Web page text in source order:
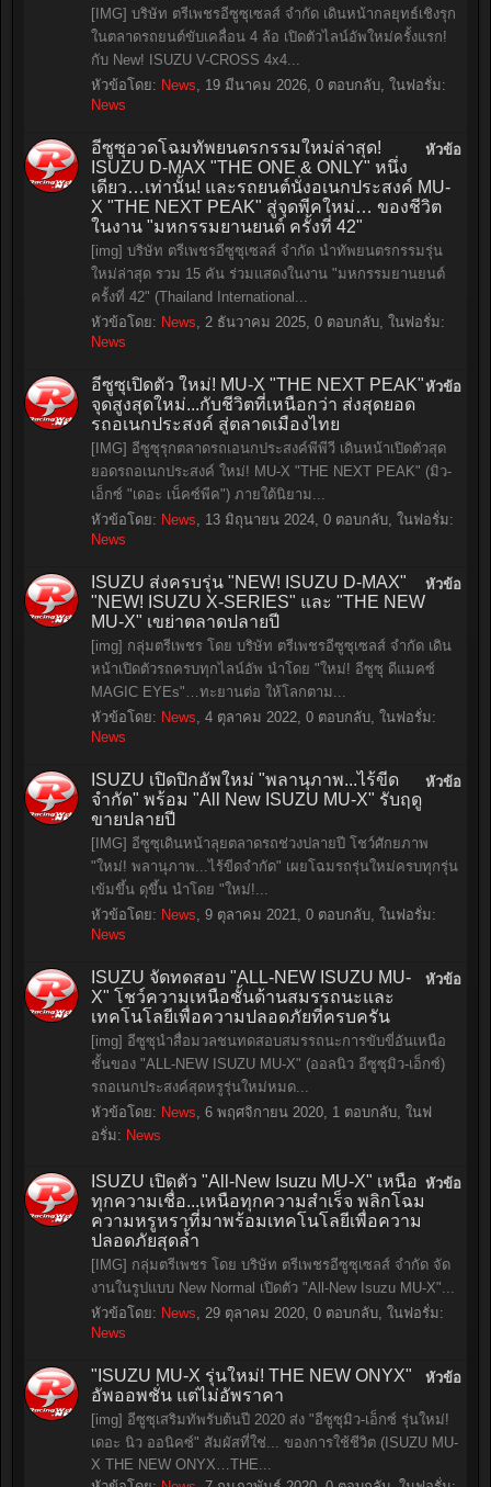
[IMG] บริษัท ตรีเพชรอีซูซุเซลส์ จำกัด เดินหน้ากลยุทธ์เชิงรุก
ในตลาดรถยนต์ขับเคลื่อน 4 ล้อ เปิดตัวไลน์อัพใหม่ครั้งแรก!
กับ New! ISUZU V-CROSS 4x4...
หัวข้อโดย: News, 19 มีนาคม 2026, 0 ตอบกลับ, ในฟอรั่ม:
News
หัวข้อ
อีซูซุอวดโฉมทัพยนตรกรรมใหม่ล่าสุด!
ISUZU D-MAX "THE ONE & ONLY" หนึ่ง
เดียว…เท่านั้น! และรถยนต์นั่งอเนกประสงค์ MU-
X "THE NEXT PEAK" สู่จุดพีคใหม่… ของชีวิต
ในงาน "มหกรรมยานยนต์ ครั้งที่ 42"
[img] บริษัท ตรีเพชรอีซูซุเซลส์ จำกัด นำทัพยนตรกรรมรุ่น
ใหม่ล่าสุด รวม 15 คัน ร่วมแสดงในงาน "มหกรรมยานยนต์
ครั้งที่ 42" (Thailand International...
หัวข้อโดย: News, 2 ธันวาคม 2025, 0 ตอบกลับ, ในฟอรั่ม:
News
หัวข้อ
อีซูซุเปิดตัว ใหม่! MU-X "THE NEXT PEAK"
จุดสูงสุดใหม่...กับชีวิตที่เหนือกว่า ส่งสุดยอด
รถอเนกประสงค์ สู่ตลาดเมืองไทย
[IMG] อีซูซุรุกตลาดรถเอนกประสงค์พีพีวี เดินหน้าเปิดตัวสุด
ยอดรถอเนกประสงค์ ใหม่! MU-X "THE NEXT PEAK" (มิว-
เอ็กซ์ "เดอะ เน็คซ์พีค") ภายใต้นิยาม...
หัวข้อโดย: News, 13 มิถุนายน 2024, 0 ตอบกลับ, ในฟอรั่ม:
News
หัวข้อ
ISUZU ส่งครบรุ่น "NEW! ISUZU D-MAX"
"NEW! ISUZU X-SERIES" และ "THE NEW
MU-X" เขย่าตลาดปลายปี
[img] กลุ่มตรีเพชร โดย บริษัท ตรีเพชรอีซูซุเซลส์ จำกัด เดิน
หน้าเปิดตัวรถครบทุกไลน์อัพ นำโดย "ใหม่! อีซูซุ ดีแมคซ์
MAGIC EYEs"…ทะยานต่อ ให้โลกตาม...
หัวข้อโดย: News, 4 ตุลาคม 2022, 0 ตอบกลับ, ในฟอรั่ม:
News
หัวข้อ
ISUZU เปิดปิกอัพใหม่ "พลานุภาพ...ไร้ขีด
จำกัด" พร้อม "All New ISUZU MU-X" รับฤดู
ขายปลายปี
[IMG] อีซูซุเดินหน้าลุยตลาดรถช่วงปลายปี โชว์ศักยภาพ
"ใหม่! พลานุภาพ...ไร้ขีดจำกัด" เผยโฉมรถรุ่นใหม่ครบทุกรุ่น
เข้มขึ้น ดุขึ้น นำโดย "ใหม่!...
หัวข้อโดย: News, 9 ตุลาคม 2021, 0 ตอบกลับ, ในฟอรั่ม:
News
หัวข้อ
ISUZU จัดทดสอบ "ALL-NEW ISUZU MU-
X" โชว์ความเหนือชั้นด้านสมรรถนะและ
เทคโนโลยีเพื่อความปลอดภัยที่ครบครัน
[img] อีซูซุนำสื่อมวลชนทดสอบสมรรถนะการขับขี่อันเหนือ
ชั้นของ "ALL-NEW ISUZU MU-X" (ออลนิว อีซูซุมิว-เอ็กซ์)
รถอเนกประสงค์สุดหรูรุ่นใหม่หมด...
หัวข้อโดย: News, 6 พฤศจิกายน 2020, 1 ตอบกลับ, ในฟ
อรั่ม: News
หัวข้อ
ISUZU เปิดตัว "All-New Isuzu MU-X" เหนือ
ทุกความเชื่อ...เหนือทุกความสำเร็จ พลิกโฉม
ความหรูหราที่มาพร้อมเทคโนโลยีเพื่อความ
ปลอดภัยสุดล้ำ
[IMG] กลุ่มตรีเพชร โดย บริษัท ตรีเพชรอีซูซุเซลส์ จำกัด จัด
งานในรูปแบบ New Normal เปิดตัว "All-New Isuzu MU-X"...
หัวข้อโดย: News, 29 ตุลาคม 2020, 0 ตอบกลับ, ในฟอรั่ม:
News
หัวข้อ
"ISUZU MU-X รุ่นใหม่! THE NEW ONYX"
อัพออพชั่น แต่ไม่อัพราคา
[img] อีซูซุเสริมทัพรับต้นปี 2020 ส่ง "อีซูซุมิว-เอ็กซ์ รุ่นใหม่!
เดอะ นิว ออนิคซ์" สัมผัสที่ใช่... ของการใช้ชีวิต (ISUZU MU-
X THE NEW ONYX…THE...